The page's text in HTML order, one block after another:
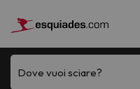
Dove vuoi sciare?